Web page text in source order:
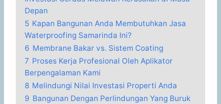
Depan
5 Kapan Bangunan Anda Membutuhkan Jasa
Waterproofing Samarinda Ini?
6 Membrane Bakar vs. Sistem Coating
7 Proses Kerja Profesional Oleh Aplikator
Berpengalaman Kami
8 Melindungi Nilai Investasi Properti Anda
9 Bangunan Dengan Perlindungan Yang Buruk